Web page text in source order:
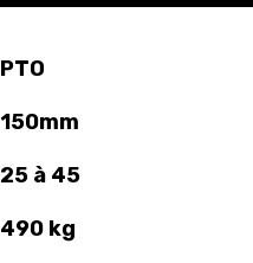
PTO
150mm
25 à 45
490 kg